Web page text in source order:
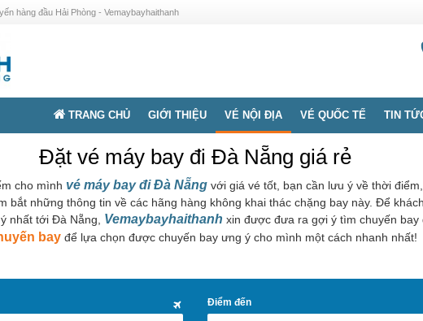
hàng đầu Hải Phòng - Vemaybayhaithanh
TRANG CHỦ GIỚI THIỆU VÉ NỘI ĐỊA VÉ QUỐC TẾ TIN
Đặt vé máy bay đi Đà Nẵng giá rẻ
cho mình vé máy bay đi Đà Nẵng với giá vé tốt, bạn cần lưu ý về thời
bắt những thông tin về các hãng hàng không khai thác chặng bay này. Để
nhất tới Đà Nẵng, Vemaybayhaithanh xin được đưa ra gợi ý tìm chuyến bay
bay để lựa chọn được chuyến bay ưng ý cho mình một cách nhanh nhất!
Điểm đến